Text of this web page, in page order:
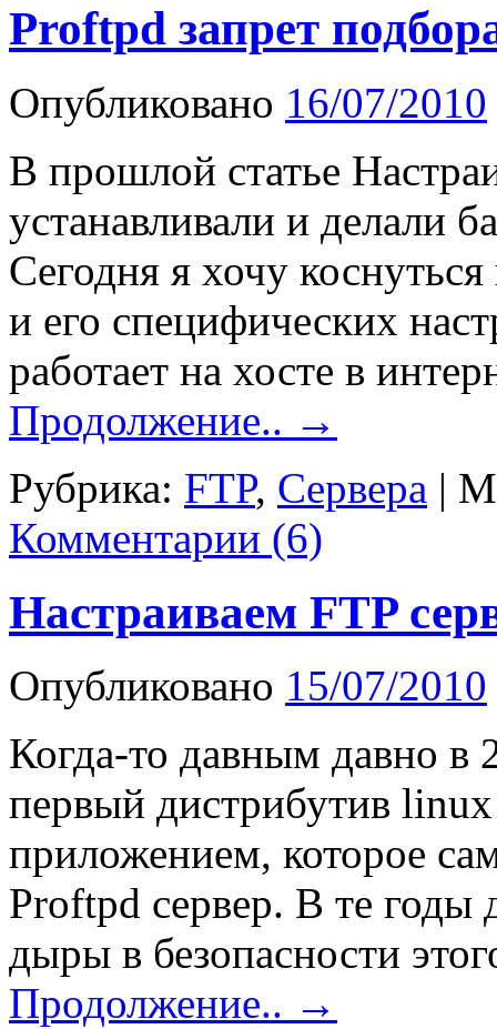
Proftpd запрет
Опубликовано 16/07/2010
В прошлой статье
устанавливали и делали
Сегодня я хочу
и его специфических
работает на хосте в
Продолжение.. →
Рубрика: FTP, Сервера |
Комментарии (6)
Настраиваем FTP
Опубликовано 15/07/2010
Когда-то давным давно в
первый дистрибутив
приложением, которое
Proftpd сервер. В те годы
дыры в безопасности
Продолжение.. →